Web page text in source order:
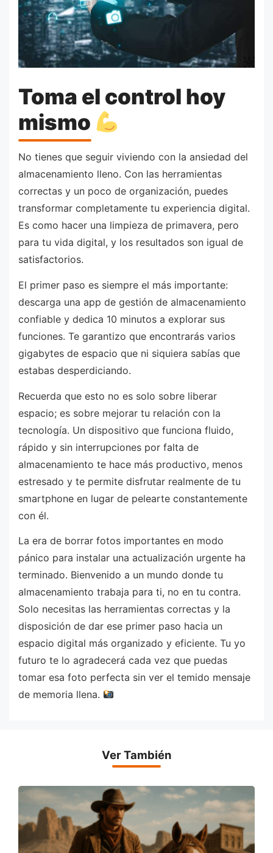
Toma el control hoy
mismo
No tienes que seguir viviendo con la ansiedad del
almacenamiento lleno. Con las herramientas
correctas y un poco de organización, puedes
transformar completamente tu experiencia digital.
Es como hacer una limpieza de primavera, pero
para tu vida digital, y los resultados son igual de
satisfactorios.
El primer paso es siempre el más importante:
descarga una app de gestión de almacenamiento
confiable y dedica 10 minutos a explorar sus
funciones. Te garantizo que encontrarás varios
gigabytes de espacio que ni siquiera sabías que
estabas desperdiciando.
Recuerda que esto no es solo sobre liberar
espacio; es sobre mejorar tu relación con la
tecnología. Un dispositivo que funciona fluido,
rápido y sin interrupciones por falta de
almacenamiento te hace más productivo, menos
estresado y te permite disfrutar realmente de tu
smartphone en lugar de pelearte constantemente
con él.
La era de borrar fotos importantes en modo
pánico para instalar una actualización urgente ha
terminado. Bienvenido a un mundo donde tu
almacenamiento trabaja para ti, no en tu contra.
Solo necesitas las herramientas correctas y la
disposición de dar ese primer paso hacia un
espacio digital más organizado y eficiente. Tu yo
futuro te lo agradecerá cada vez que puedas
tomar esa foto perfecta sin ver el temido mensaje
de memoria llena.
Ver También